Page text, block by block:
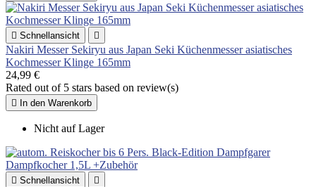
 Schnellansicht 
Nakiri Messer Sekiryu aus Japan Seki Küchenmesser asiatisches
Kochmesser Klinge 165mm
24,99 €
Rated out of 5 stars based on review(s)
 In den Warenkorb
Nicht auf Lager
 Schnellansicht 